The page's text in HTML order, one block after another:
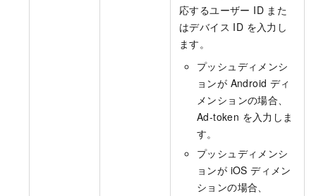
応するユーザー ID また
はデバイス ID を入力し
ます。
プッシュディメンシ
ョンが Android ディ
メンションの場合、
Ad-token を入力しま
す。
プッシュディメンシ
ョンが iOS ディメン
ションの場合、